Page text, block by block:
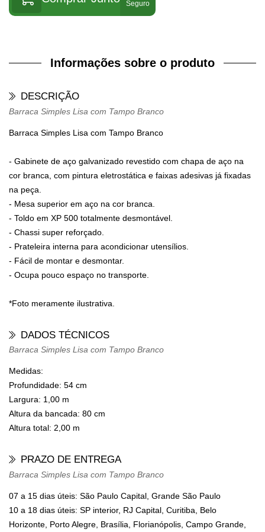
Informações sobre o produto
DESCRIÇÃO
Barraca Simples Lisa com Tampo Branco
Barraca Simples Lisa com Tampo Branco
- Gabinete de aço galvanizado revestido com chapa de aço na
cor branca, com pintura eletrostática e faixas adesivas já fixadas
na peça.
- Mesa superior em aço na cor branca.
- Toldo em XP 500 totalmente desmontável.
- Chassi super reforçado.
- Prateleira interna para acondicionar utensílios.
- Fácil de montar e desmontar.
- Ocupa pouco espaço no transporte.
*Foto meramente ilustrativa.
DADOS TÉCNICOS
Barraca Simples Lisa com Tampo Branco
Medidas:
Profundidade: 54 cm
Largura: 1,00 m
Altura da bancada: 80 cm
Altura total: 2,00 m
PRAZO DE ENTREGA
Barraca Simples Lisa com Tampo Branco
07 a 15 dias úteis: São Paulo Capital, Grande São Paulo
10 a 18 dias úteis: SP interior, RJ Capital, Curitiba, Belo
Horizonte, Porto Alegre, Brasília, Florianópolis, Campo Grande,